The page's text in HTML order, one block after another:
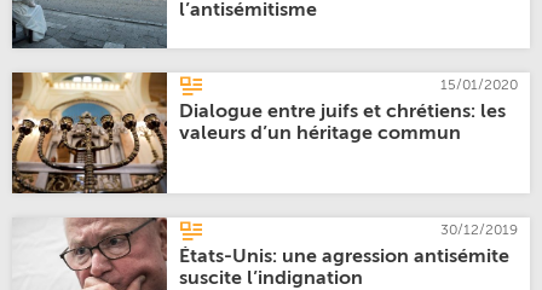
l’antisémitisme
15/01/2020
Dialogue entre juifs et chrétiens: les
valeurs d’un héritage commun
30/12/2019
États-Unis: une agression antisémite
suscite l’indignation